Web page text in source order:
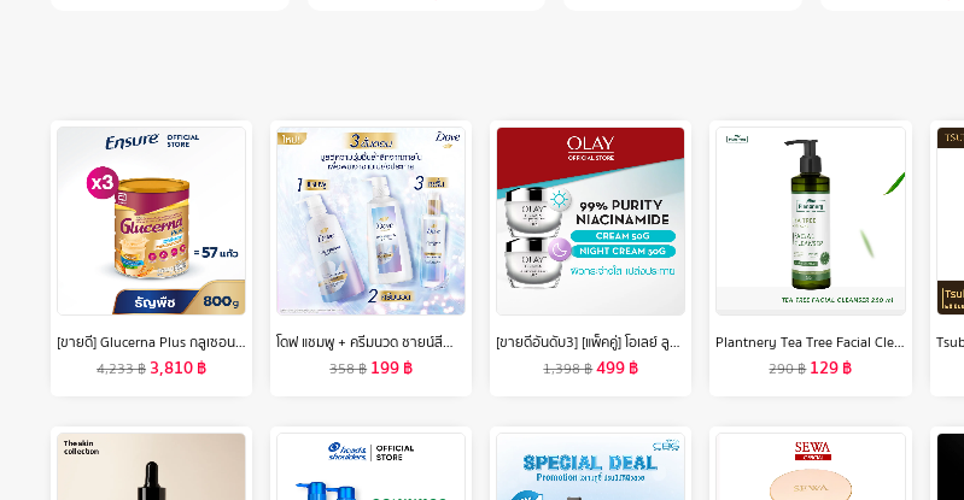
[ขายดี] Glucerna Plus กลูเซอนา พลัส กลิ่นธัญพืช 800g 3 กระป๋อง Glucerna Plus Wheat 800g x3 สำหรับผู้ป่วยเบาหวาน
4,233฿ 3,810฿
โดฟ แชมพู + ครีมนวด ชายน์สีน้ำเงิน 350มล x2 + เซรั่ม 95 มล DOVE Shampoo + Hair conditioner Shine 350ML X 2 + Serum 95ML
358฿ 199฿
[ขายดีอันดับ3] [แพ็คคู่] โอเลย์ ลูมินัส ไลท์ เพอร์เฟคติ้ง เดย์ครีม 50 กรัม. + ไนท์ครีม 50 กรัม. ไนอะซินาไมด์ กระจ่างใส สกินแคร์ Olay Luminous Light Perfecting Day SPF 15 PA++ 50G + Night Cream 50G
1,398฿499฿
Plantnery Tea Tree Facial Cleanser 250 ml
290฿129฿